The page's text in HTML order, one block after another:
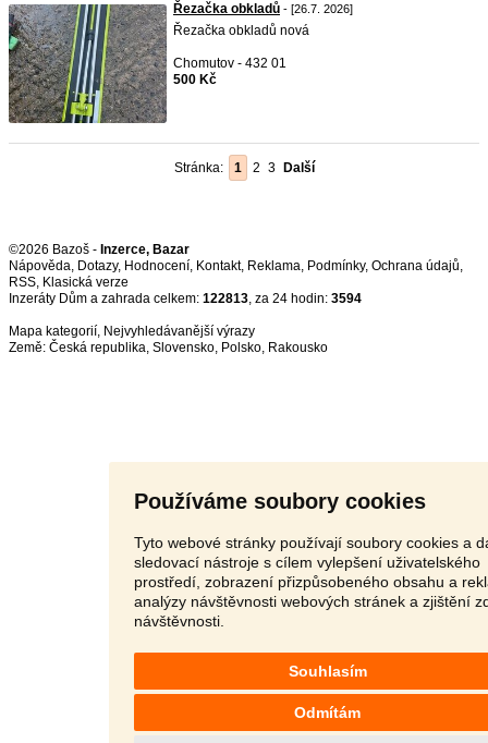
Používáme soubory cookies
Tyto webové stránky používají soubory cookies a
sledovací nástroje s cílem vylepšení uživatelského
prostředí, zobrazení přizpůsobeného obsahu a
analýzy návštěvnosti webových stránek a zjištění
návštěvnosti.
Souhlasím
Odmítám
Řezačka obkladů - [26.7. 2026]
Řezačka obkladů nová
Chomutov - 432 01
500 Kč
Stránka: 1 2 3 Další
©2026 Bazoš - Inzerce, Bazar
Nápověda, Dotazy, Hodnocení, Kontakt, Reklama, Podmínky, Ochrana údajů,
RSS,
Inzeráty Dům a zahrada celkem: 122813, za 24 hodin: 3594
Mapa kategorií, Nejvyhledávanější výrazy
Země: Česká republika, Slovensko, Polsko, Rakousko